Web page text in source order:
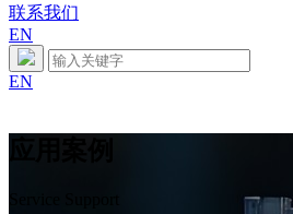
联系我们
EN
EN